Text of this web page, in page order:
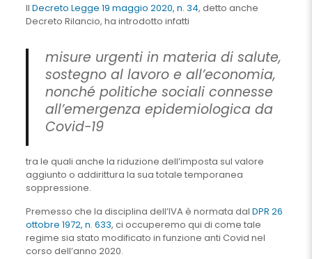
Il Decreto Legge 19 maggio 2020, n. 34, detto anche
Decreto Rilancio, ha introdotto infatti
misure urgenti in materia di salute,
sostegno al lavoro e all’economia,
nonché politiche sociali connesse
all’emergenza epidemiologica da
Covid-19
tra le quali anche la riduzione dell’imposta sul valore
aggiunto o addirittura la sua totale temporanea
soppressione.
Premesso che la disciplina dell’IVA è normata dal DPR 26
ottobre 1972, n. 633, ci occuperemo qui di come tale
regime sia stato modificato in funzione anti Covid nel
corso dell’anno 2020.